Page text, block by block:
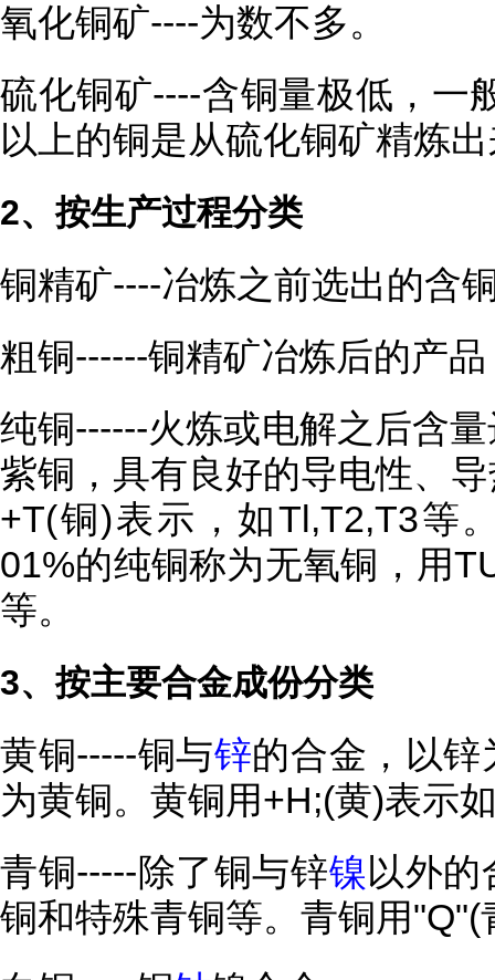
氧化铜矿----为数不多。
硫化铜矿----含铜量极低，一
以上的铜是从硫化铜矿精炼
2、按生产过程分类
铜精矿----冶炼之前选出的含
粗铜------铜精矿冶炼后的产
纯铜------火炼或电解之后含
紫铜，具有良好的导电性、
+T(铜)表示，如Tl,T2,T3等
01%的纯铜称为无氧铜，用
等。
3、按主要合金成份分类
黄铜-----铜与锌的合金，以
为黄铜。黄铜用+H;(黄)表示
青铜-----除了铜与锌镍以外
铜和特殊青铜等。青铜用"Q"(